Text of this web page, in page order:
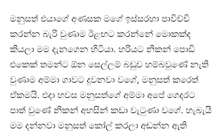
මනුසත් එයාගේ අණසක මගේ ඉස්සරහා පාවිච්චි
කරන්න බැරි වුණාම ඊළඟට කරන්නේ මොකක්ද
කියලා මම දැනගෙන හිටියා. හරියට නිකන් පොඩි
එකෙක් තමන්ට ඕන සෙල්ලම් බඩුව හම්බවුණේ නැති
වුණාම අම්මා ගාවට දුවනවා වගේ, මනුසත් කරෙත්
ඒකමයි. එදා හවස මනුසත්ගේ අම්මා අපේ ගෙදරට
පාත් වුණේ නිකන් අහසින් කඩා වැටුණා වගේ. හැබැයි
මම දන්නවා මනුසත් කෝල් කරලා අඬන්න ඇති